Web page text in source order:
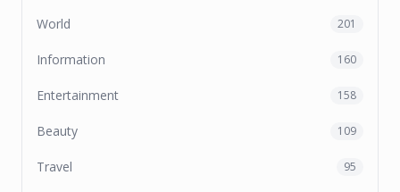
World 201
Information 160
Entertainment 158
Beauty 109
Travel 95